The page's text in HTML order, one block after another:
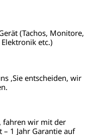
(Tachos, Monitore,
etc.)
,Sie entscheiden, wir
fahren wir mit der
1 Jahr Garantie auf